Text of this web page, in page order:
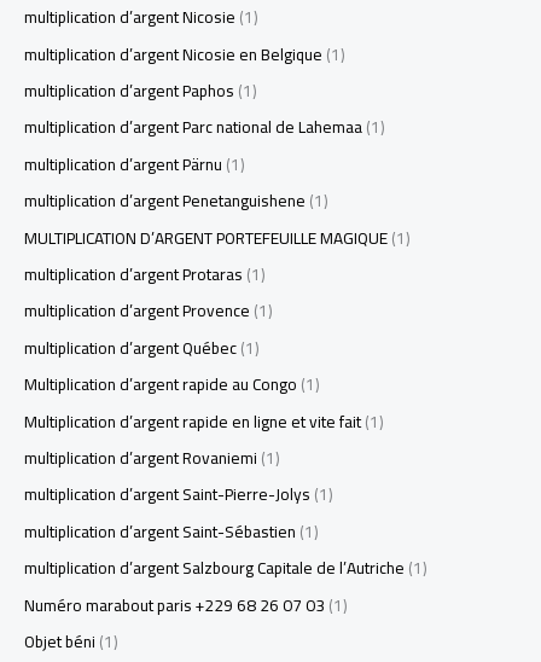
multiplication d’argent Nicosie(1)
multiplication d’argent Nicosie en Belgique(1)
multiplication d’argent Paphos(1)
multiplication d’argent Parc national de Lahemaa(1)
multiplication d’argent Pärnu(1)
multiplication d’argent Penetanguishene(1)
MULTIPLICATION D’ARGENT PORTEFEUILLE MAGIQUE(1)
multiplication d’argent Protaras(1)
multiplication d’argent Provence(1)
multiplication d’argent Québec(1)
Multiplication d’argent rapide au Congo(1)
Multiplication d’argent rapide en ligne et vite fait(1)
multiplication d’argent Rovaniemi(1)
multiplication d’argent Saint-Pierre-Jolys(1)
multiplication d’argent Saint-Sébastien(1)
multiplication d’argent Salzbourg Capitale de l’Autriche(1)
Numéro marabout paris +229 68 26 07 03(1)
Objet béni(1)